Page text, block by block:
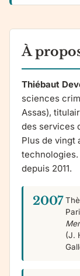
À
Thiébaut
sciences
Assas),
des services
Plus de vingt
depuis 2011.
2007
(J.